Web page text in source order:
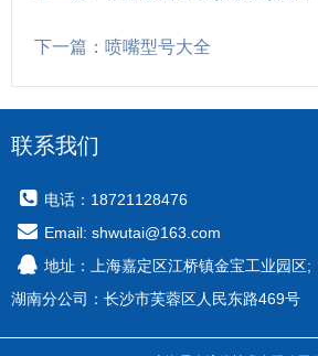
下一篇：喷嘴型号大全
联系我们
电话：18721128476
Email: shwutai@163.com
地址：上海嘉定区江桥镇金宝工业园区;
湖南分公司：长沙市芙蓉区人民东路469号